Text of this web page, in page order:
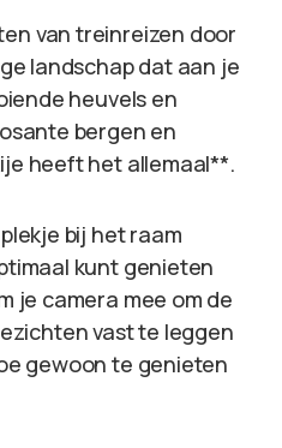
van treinreizen door
landschap dat aan je
heuvels en
bergen en
heeft het allemaal**.
bij het raam
kunt genieten
je camera mee om de
vast te leggen
gewoon te genieten